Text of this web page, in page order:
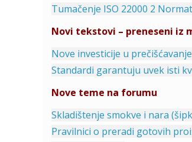
Tumačenje ISO 22000 2
Novi tekstovi – preneseni iz
Nove investicije u
Standardi garantuju uvek isti
Nove teme na forumu
Skladištenje smokve i nara
Pravilnici o preradi gotovih